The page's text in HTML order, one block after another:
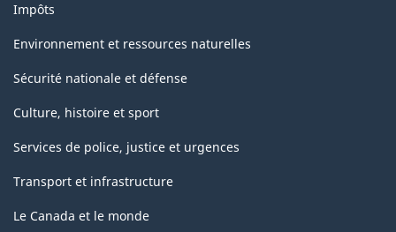
Impôts
Environnement et ressources naturelles
Sécurité nationale et défense
Culture, histoire et sport
Services de police, justice et urgences
Transport et infrastructure
Le Canada et le monde